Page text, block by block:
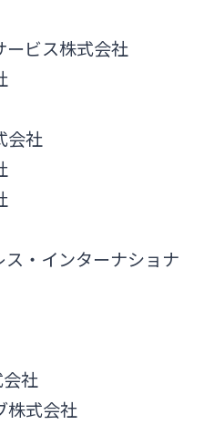
ービス株式会社
会社
・インターナショナ
社
株式会社